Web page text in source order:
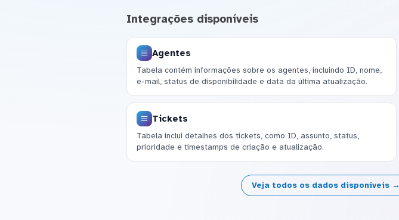
Integrações disponíveis
Agentes
Tabela contém informações sobre os agentes, incluindo ID, nome,
e-mail, status de disponibilidade e data da última atualização.
Tickets
Tabela inclui detalhes dos tickets, como ID, assunto, status,
prioridade e timestamps de criação e atualização.
Veja todos os dados disponíveis →